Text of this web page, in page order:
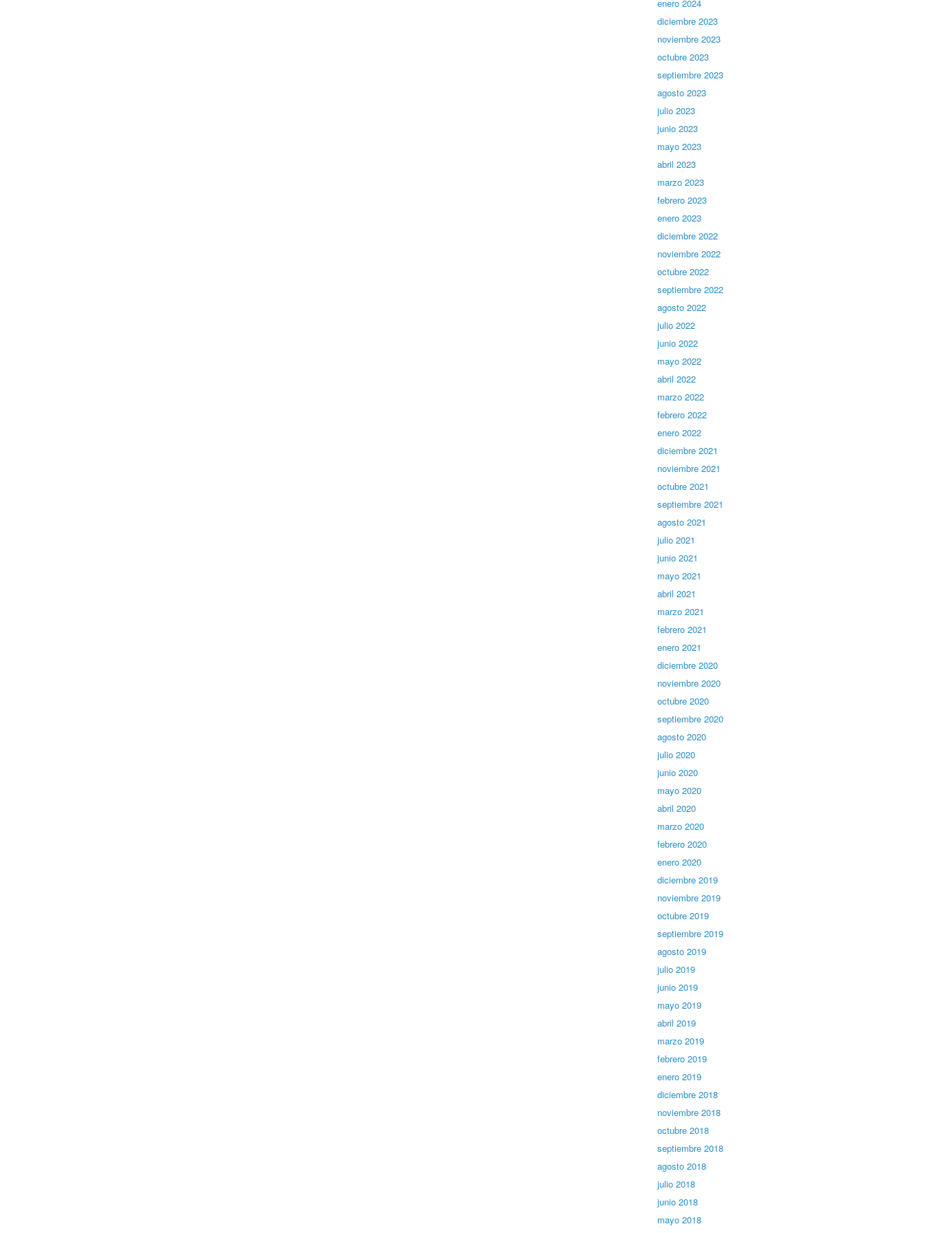
enero 2024
diciembre 2023
noviembre 2023
octubre 2023
septiembre 2023
agosto 2023
julio 2023
junio 2023
mayo 2023
abril 2023
marzo 2023
febrero 2023
enero 2023
diciembre 2022
noviembre 2022
octubre 2022
septiembre 2022
agosto 2022
julio 2022
junio 2022
mayo 2022
abril 2022
marzo 2022
febrero 2022
enero 2022
diciembre 2021
noviembre 2021
octubre 2021
septiembre 2021
agosto 2021
julio 2021
junio 2021
mayo 2021
abril 2021
marzo 2021
febrero 2021
enero 2021
diciembre 2020
noviembre 2020
octubre 2020
septiembre 2020
agosto 2020
julio 2020
junio 2020
mayo 2020
abril 2020
marzo 2020
febrero 2020
enero 2020
diciembre 2019
noviembre 2019
octubre 2019
septiembre 2019
agosto 2019
julio 2019
junio 2019
mayo 2019
abril 2019
marzo 2019
febrero 2019
enero 2019
diciembre 2018
noviembre 2018
octubre 2018
septiembre 2018
agosto 2018
julio 2018
junio 2018
mayo 2018